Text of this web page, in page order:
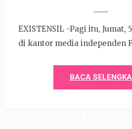
EXISTENSIL -Pagi itu, Jumat,
di kantor media independen
BACA